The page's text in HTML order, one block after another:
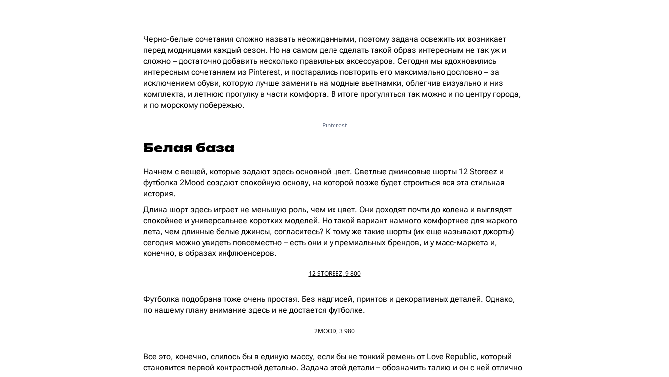
Черно-белые сочетания сложно назвать неожиданными, поэтому задача освежить их возникает
перед модницами каждый сезон. Но на самом деле сделать такой образ интересным не так уж и
сложно – достаточно добавить несколько правильных аксессуаров. Сегодня мы вдохновились
интересным сочетанием из Pinterest, и постарались повторить его максимально дословно – за
исключением обуви, которую лучше заменить на модные вьетнамки, облегчив визуально и низ
комплекта, и летнюю прогулку в части комфорта. В итоге прогуляться так можно и по центру города,
и по морскому побережью.
Pinterest
Белая база
Начнем с вещей, которые задают здесь основной цвет. Светлые джинсовые шорты 12 Storeez и
футболка 2Mood создают спокойную основу, на которой позже будет строиться вся эта стильная
история.
Длина шорт здесь играет не меньшую роль, чем их цвет. Они доходят почти до колена и выглядят
спокойнее и универсальнее коротких моделей. Но такой вариант намного комфортнее для жаркого
лета, чем длинные белые джинсы, согласитесь? К тому же такие шорты (их еще называют джорты)
сегодня можно увидеть повсеместно – есть они и у премиальных брендов, и у масс-маркета и,
конечно, в образах инфлюенсеров.
12 STOREEZ, 9 800
Футболка подобрана тоже очень простая. Без надписей, принтов и декоративных деталей. Однако,
по нашему плану внимание здесь и не достается футболке.
2MOOD, 3 980
Все это, конечно, слилось бы в единую массу, если бы не тонкий ремень от Love Republic, который
становится первой контрастной деталью. Задача этой детали – обозначить талию и он с ней отлично